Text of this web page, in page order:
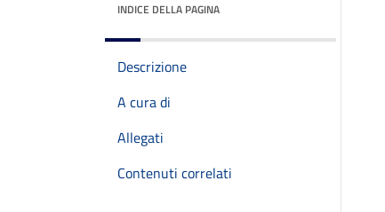
INDICE DELLA PAGINA
Descrizione
A cura di
Allegati
Contenuti correlati